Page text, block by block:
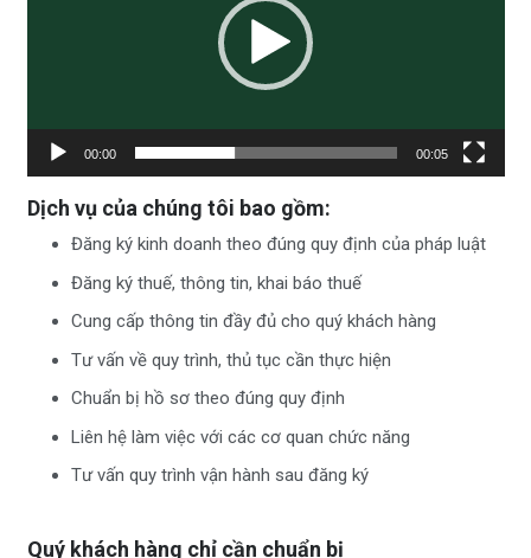
00:00 00:05
Dịch vụ của chúng tôi bao gồm:
Đăng ký kinh doanh theo đúng quy định của pháp luật
Đăng ký thuế, thông tin, khai báo thuế
Cung cấp thông tin đầy đủ cho quý khách hàng
Tư vấn về quy trình, thủ tục cần thực hiện
Chuẩn bị hồ sơ theo đúng quy định
Liên hệ làm việc với các cơ quan chức năng
Tư vấn quy trình vận hành sau đăng ký
Quý khách hàng chỉ cần chuẩn bị